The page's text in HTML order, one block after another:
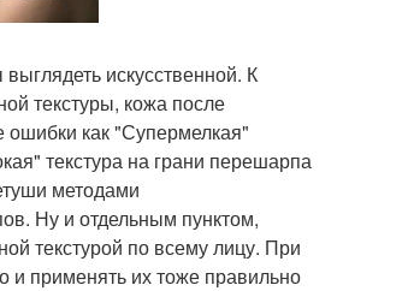
искусственной. К
текстуры, кожа после
ошибки как "Супермелкая"
текстура на грани перешарпа
методами
Ну и отдельным пунктом,
текстурой по всему лицу. При
и применять их тоже правильно